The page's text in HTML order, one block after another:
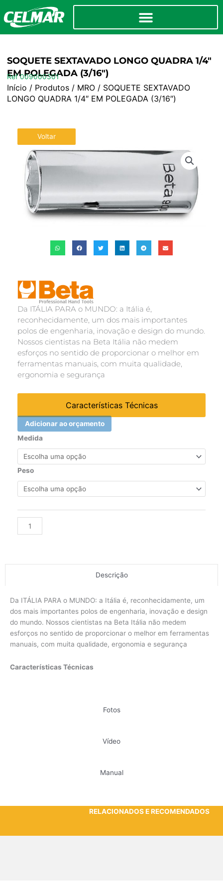
SOQUETE SEXTAVADO LONGO QUADRA 1/4″
EM POLEGADA (3/16″)
Ref 009000301
Início / Produtos/ MRO/ SOQUETE SEXTAVADO
LONGO QUADRA 1/4″ EM POLEGADA (3/16″)
Voltar
Da ITÁLIA PARA o MUNDO: a Itália é,
reconhecidamente, um dos mais importantes
polos de engenharia, inovação e design do mundo.
Nossos cientistas na Beta Itália não medem
esforços no sentido de proporcionar o melhor em
ferramentas manuais, com muita qualidade,
ergonomia e segurança
Características Técnicas
Adicionar ao orçamento
Medida
Peso
SOQUETE
SEXTAVADO
LONGO
QUADRA
1/4"
EM
quantidade
Descrição
Fotos
Vídeo
Manual
Da ITÁLIA PARA o MUNDO: a Itália é, reconhecidamente, um
dos mais importantes polos de engenharia, inovação e design
do mundo. Nossos cientistas na Beta Itália não medem
esforços no sentido de proporcionar o melhor em ferramentas
manuais, com muita qualidade, ergonomia e segurança
Características Técnicas
RELACIONADOS E RECOMENDADOS